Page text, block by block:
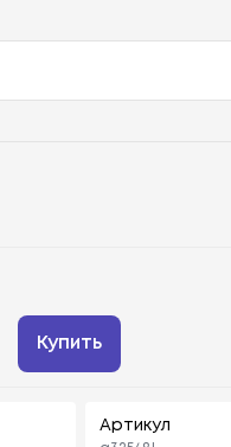
Купить
Артикул